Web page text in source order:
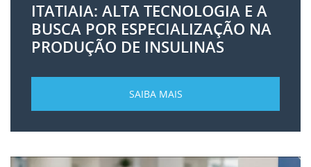
ITATIAIA: ALTA TECNOLOGIA E A
BUSCA POR ESPECIALIZAÇÃO NA
PRODUÇÃO DE INSULINAS
SAIBA MAIS